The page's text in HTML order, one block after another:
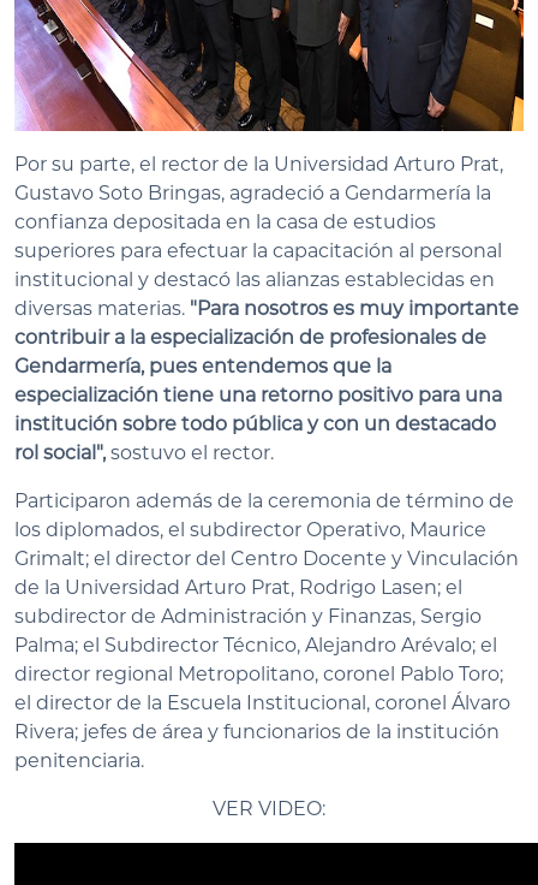
Por su parte, el rector de la Universidad Arturo Prat,
Gustavo Soto Bringas, agradeció a Gendarmería la
confianza depositada en la casa de estudios
superiores para efectuar la capacitación al personal
institucional y destacó las alianzas establecidas en
diversas materias. "Para nosotros es muy importante
contribuir a la especialización de profesionales de
Gendarmería, pues entendemos que la
especialización tiene una retorno positivo para una
institución sobre todo pública y con un destacado
rol social", sostuvo el rector.
Participaron además de la ceremonia de término de
los diplomados, el subdirector Operativo, Maurice
Grimalt; el director del Centro Docente y Vinculación
de la Universidad Arturo Prat, Rodrigo Lasen; el
subdirector de Administración y Finanzas, Sergio
Palma; el Subdirector Técnico, Alejandro Arévalo; el
director regional Metropolitano, coronel Pablo Toro;
el director de la Escuela Institucional, coronel Álvaro
Rivera; jefes de área y funcionarios de la institución
penitenciaria.
VER VIDEO: